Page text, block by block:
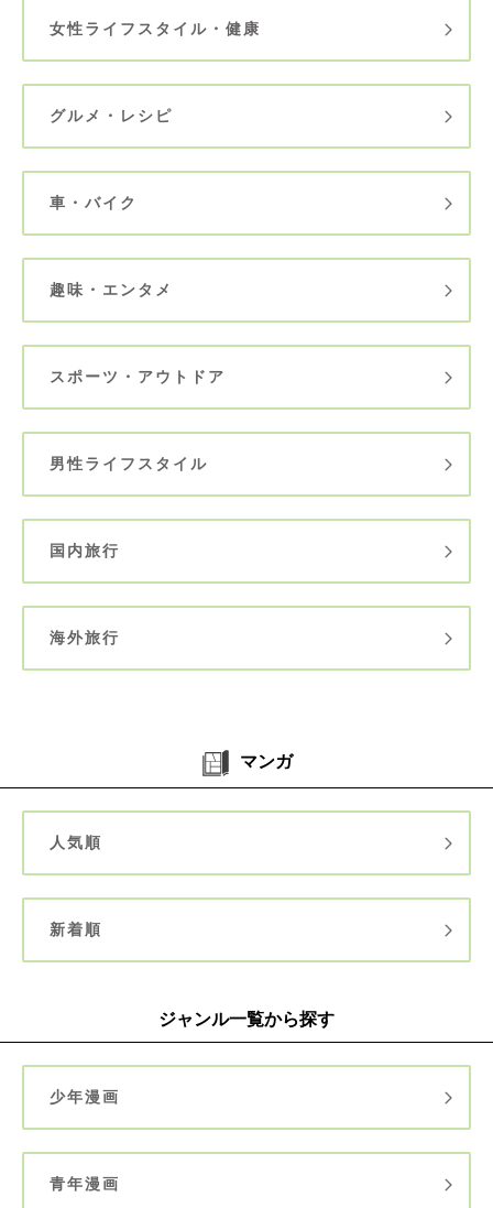
女性ライフスタイル・健康
グルメ・レシピ
車・バイク
趣味・エンタメ
スポーツ・アウトドア
男性ライフスタイル
国内旅行
海外旅行
マンガ
人気順
新着順
ジャンル一覧から探す
少年漫画
青年漫画